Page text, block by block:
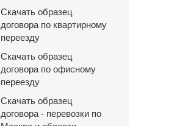
Скачать образец
договора по квартирному
переезду
Скачать образец
договора по офисному
переезду
Скачать образец
договора - перевозки по